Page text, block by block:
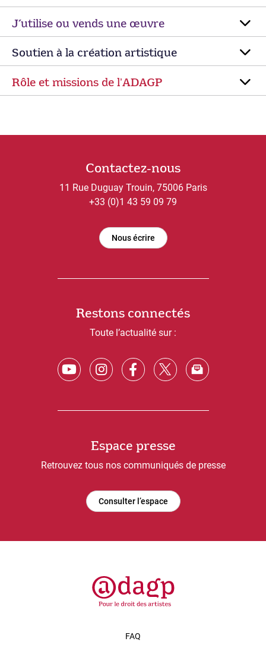
J’utilise ou vends une œuvre
Soutien à la création artistique
Rôle et missions de lʼADAGP
Contactez-nous
11 Rue Duguay Trouin, 75006 Paris
+33 (0)1 43 59 09 79
Nous écrire
Restons connectés
Toute l’actualité sur :
Espace presse
Retrouvez tous nos communiqués de presse
Consulter l’espace
FAQ